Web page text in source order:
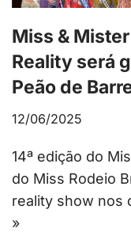
Miss &
Reality será
Peão de
12/06/2025
14ª edição do
do Miss Rodeio
reality show nos
»